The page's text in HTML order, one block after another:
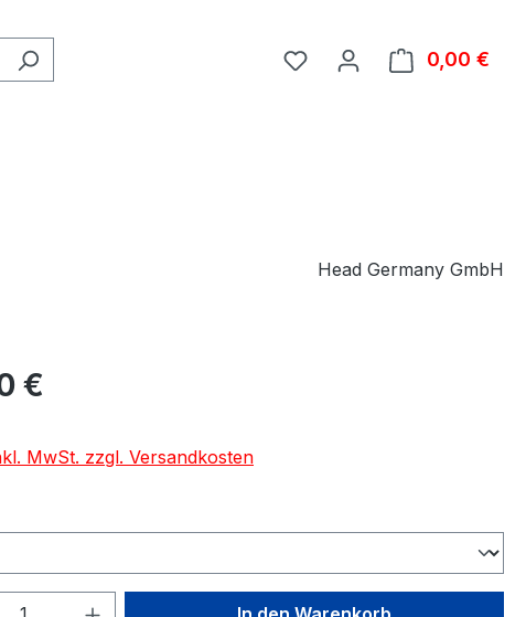
0,00 €
Head Germany GmbH
Preis:
€
MwSt. zzgl. Versandkosten
Anzahl: Gib den gewünschten Wert